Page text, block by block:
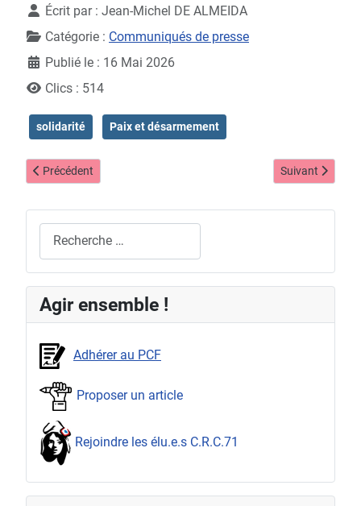
Écrit par : Jean-Michel DE ALMEIDA
Catégorie : Communiqués de presse
Publié le : 16 Mai 2026
Clics : 514
solidarité Paix et désarmement
Article précédent : 83e anniversaire de la 1ʳᵉ réunion du Conseil
Précédent Article suivant :
Suivant
Rechercher
Agir ensemble !
Adhérer au PCF
Proposer un article
Rejoindre les élu.e.s C.R.C.71